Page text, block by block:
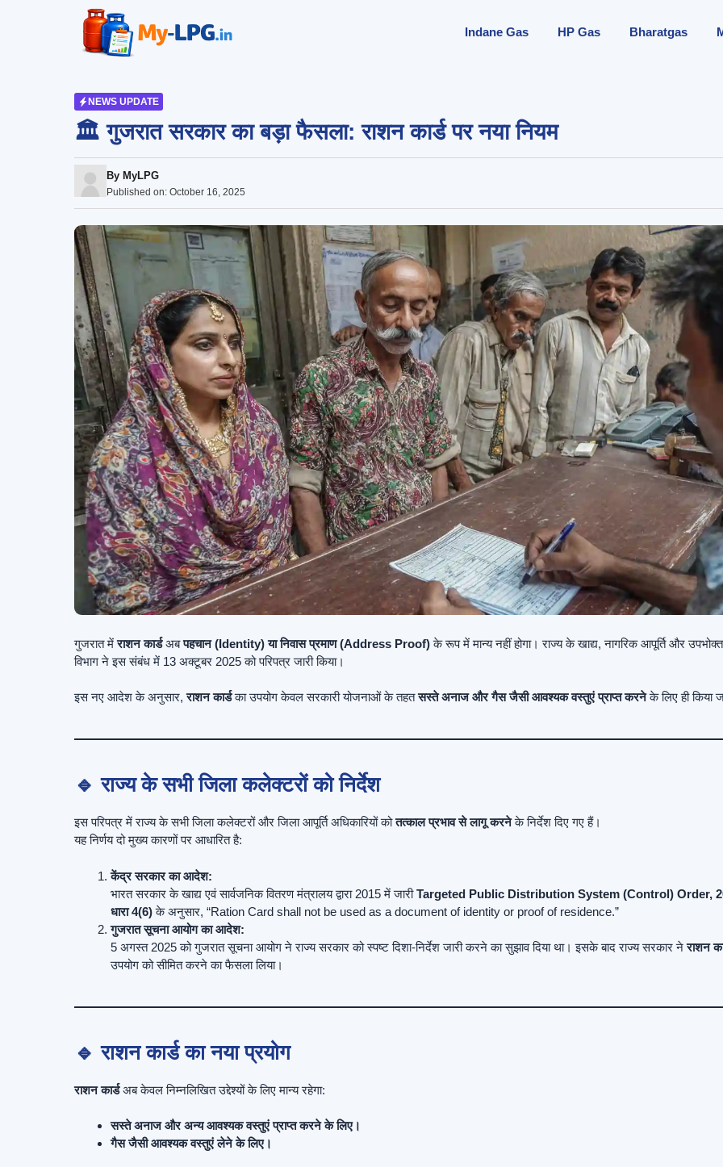
Indane Gas HP Gas Bharatgas
NEWS UPDATE
🏛️ गुजरात सरकार का बड़ा फैसला: राशन कार्ड पर नया नियम
By MyLPG
Published on: October 16, 2025
गुजरात मेंराशन कार्डअबपहचान (Identity) या निवास प्रमाण (Address Proof)के रूप में मान्य नहीं होगा। राज्य के खाद्य, नागरिक आपूर्ति और
विभाग ने इस संबंध में 13 अक्टूबर 2025 को परिपत्र जारी किया।
इस नए आदेश के अनुसार,राशन कार्डका उपयोग केवल सरकारी योजनाओं के तहतसस्ते अनाज और गैस जैसी आवश्यक वस्तुएं प्राप्त करनेके लिए ही किया
🔹 राज्य के सभी जिला कलेक्टरों को निर्देश
इस परिपत्र में राज्य के सभी जिला कलेक्टरों और जिला आपूर्ति अधिकारियों कोतत्काल प्रभाव से लागू करनेके निर्देश दिए गए हैं।
यह निर्णय दो मुख्य कारणों पर आधारित है:
केंद्र सरकार का आदेश:
भारत सरकार के खाद्य एवं सार्वजनिक वितरण मंत्रालय द्वारा 2015 में जारीTargeted Public Distribution System (Control) Order,
धारा 4(6)के अनुसार, “Ration Card shall not be used as a document of identity or proof of residence.”
गुजरात सूचना आयोग का आदेश:
5 अगस्त 2025 को गुजरात सूचना आयोग ने राज्य सरकार को स्पष्ट दिशा-निर्देश जारी करने का सुझाव दिया था। इसके बाद राज्य सरकार नेराशन
उपयोग को सीमित करने का फैसला लिया।
🔹 राशन कार्ड का नया प्रयोग
राशन कार्डअब केवल निम्नलिखित उद्देश्यों के लिए मान्य रहेगा:
सस्ते अनाज और अन्य आवश्यक वस्तुएं प्राप्त करने के लिए।
गैस जैसी आवश्यक वस्तुएं लेने के लिए।